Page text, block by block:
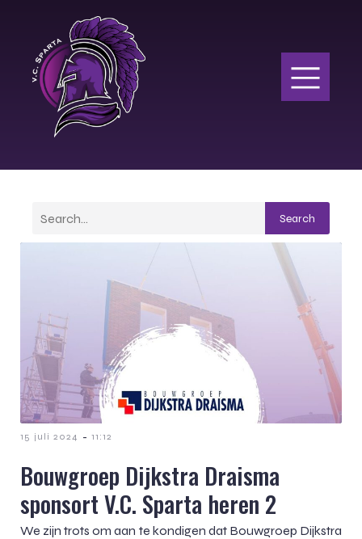
15 juli 2024 - 11:12
Bouwgroep Dijkstra Draisma
sponsort V.C. Sparta heren 2
We zijn trots om aan te kondigen dat Bouwgroep Dijkstra
Search